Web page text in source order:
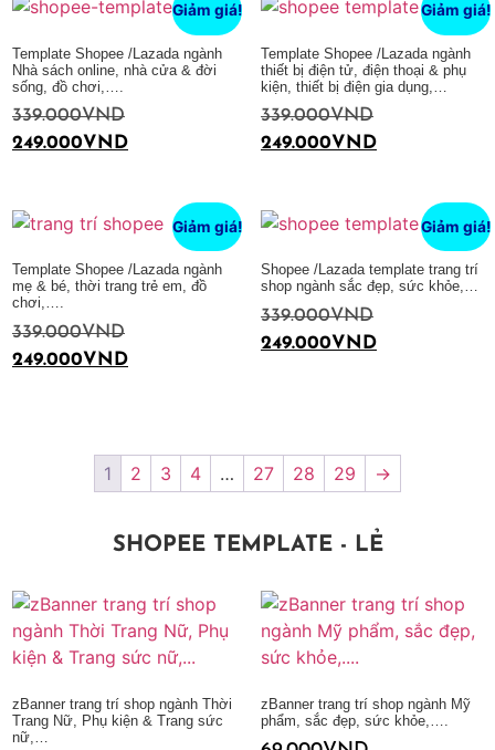
Giảm giá!
Template Shopee /Lazada ngành
Nhà sách online, nhà cửa & đời
sống, đồ chơi,….
339.000VND
249.000VND
Giảm giá!
Template Shopee /Lazada ngành
thiết bị điện tử, điện thoại & phụ
kiện, thiết bị điện gia dụng,…
339.000VND
249.000VND
Giảm giá!
Template Shopee /Lazada ngành
mẹ & bé, thời trang trẻ em, đồ
chơi,….
339.000VND
249.000VND
Giảm giá!
Shopee /Lazada template trang trí
shop ngành sắc đẹp, sức khỏe,…
339.000VND
249.000VND
1 2 3 4 … 27 28 29 →
SHOPEE TEMPLATE - LẺ
zBanner trang trí shop ngành Thời
Trang Nữ, Phụ kiện & Trang sức
nữ,…
zBanner trang trí shop ngành Mỹ
phẩm, sắc đẹp, sức khỏe,….